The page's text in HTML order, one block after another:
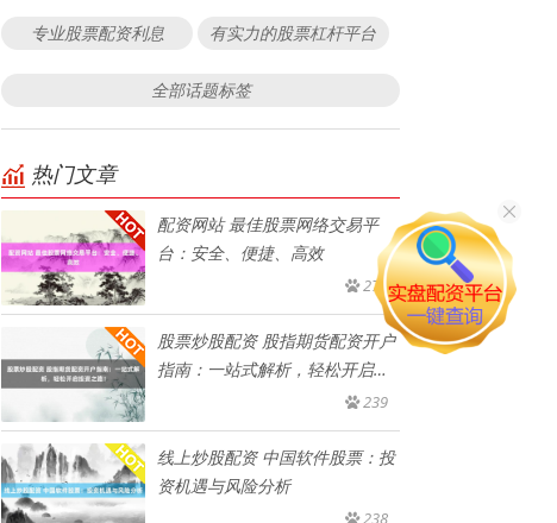
专业股票配资利息 有实力的股票杠杆平台
全部话题标签
热门文章
配资网站 最佳股票网络交易平
台：安全、便捷、高效
274
股票炒股配资 股指期货配资开户
指南：一站式解析，轻松开启投
239
线上炒股配资 中国软件股票：投
资机遇与风险分析
238